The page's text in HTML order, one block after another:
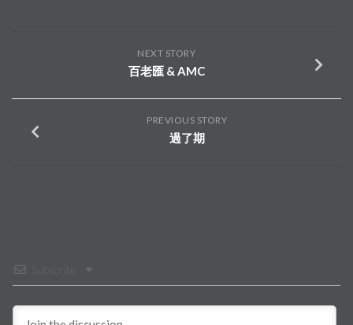
NEXT STORY
百老匯 & AMC
PREVIOUS STORY
過了期